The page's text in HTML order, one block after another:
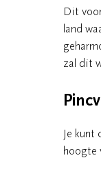
Dit
land
zal dit
Je
hoogte